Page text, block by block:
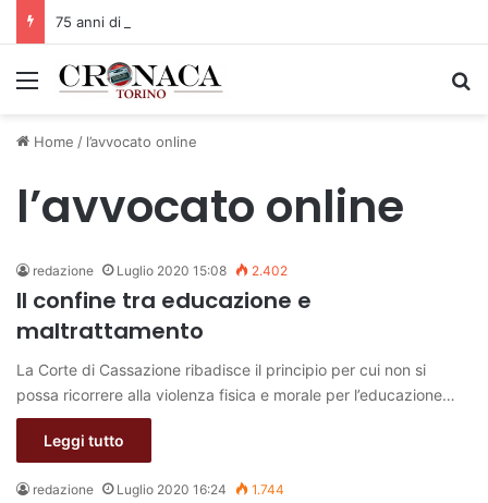
Menu
Home / l’avvocato online
l’avvocato online
redazione Luglio 2020 15:08 2.402
Il confine tra educazione e
maltrattamento
La Corte di Cassazione ribadisce il principio per cui non si
possa ricorrere alla violenza fisica e morale per l’educazione…
Leggi tutto
redazione Luglio 2020 16:24 1.744